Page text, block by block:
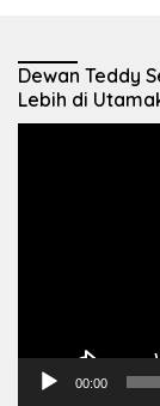
Dewan Teddy
Lebih di
00:00